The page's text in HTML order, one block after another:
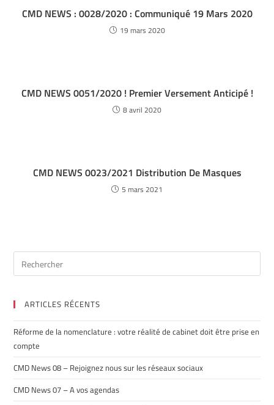
CMD NEWS : 0028/2020 : Communiqué 19 Mars 2020
19 mars 2020
CMD NEWS 0051/2020 ! Premier Versement Anticipé !
8 avril 2020
CMD NEWS 0023/2021 Distribution De Masques
5 mars 2021
ARTICLES RÉCENTS
Réforme de la nomenclature : votre réalité de cabinet doit être prise en
compte
CMD News 08 – Rejoignez nous sur les réseaux sociaux
CMD News 07 – A vos agendas